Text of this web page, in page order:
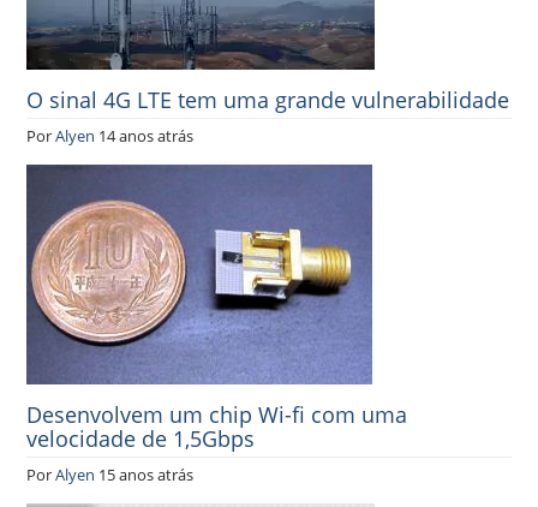
O sinal 4G LTE tem uma grande vulnerabilidade
PorAlyen 14 anos atrás
Desenvolvem um chip Wi-fi com uma
velocidade de 1,5Gbps
PorAlyen 15 anos atrás